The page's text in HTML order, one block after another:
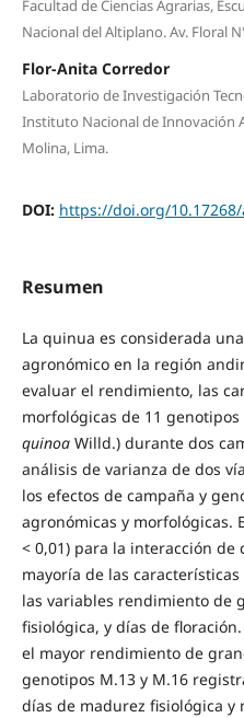
Facultad de Ciencias Agrarias,
Nacional del Altiplano. Av. Floral
Flor-Anita Corredor
Laboratorio de Investigación
Instituto Nacional de Innovación
Molina, Lima.
DOI: https://doi.org/
Resumen
La quinua es considerada
agronómico en la región
evaluar el rendimiento, las
morfológicas de 11
quinoaWilld.) durante dos
análisis de varianza de dos
los efectos de campaña y
agronómicas y morfológicas.
< 0,01) para la interacción
mayoría de las
las variables rendimiento de
fisiológica, y días de
el mayor rendimiento de
genotipos M.13 y M.16
días de madurez fisiológica y